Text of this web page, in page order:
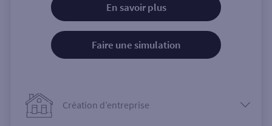
En savoir plus
Faire une simulation
Création d’entreprise